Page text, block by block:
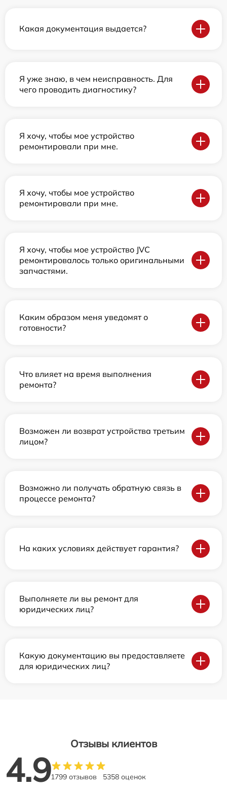
Какая документация выдается?
Я уже знаю, в чем неисправность. Для
чего проводить диагностику?
Я хочу, чтобы мое устройство
ремонтировали при мне.
Я хочу, чтобы мое устройство
ремонтировали при мне.
Я хочу, чтобы мое устройство JVC
ремонтировалось только оригинальными
запчастями.
Каким образом меня уведомят о
готовности?
Что влияет на время выполнения
ремонта?
Возможен ли возврат устройства третьим
лицом?
Возможно ли получать обратную связь в
процессе ремонта?
На каких условиях действует гарантия?
Выполняете ли вы ремонт для
юридических лиц?
Какую документацию вы предоставляете
для юридических лиц?
Отзывы клиентов
4.91799 отзывов 5358 оценок